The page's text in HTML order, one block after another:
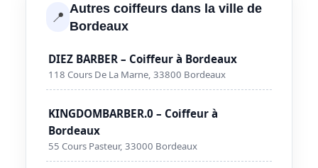
📍 Autres coiffeurs dans la ville de
Bordeaux
DIEZ BARBER – Coiffeur à Bordeaux
118 Cours De La Marne, 33800 Bordeaux
KINGDOMBARBER.0 – Coiffeur à
Bordeaux
55 Cours Pasteur, 33000 Bordeaux